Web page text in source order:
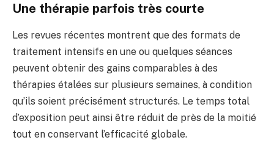
Une thérapie parfois très courte
Les revues récentes montrent que des formats de
traitement intensifs en une ou quelques séances
peuvent obtenir des gains comparables à des
thérapies étalées sur plusieurs semaines, à condition
qu’ils soient précisément structurés. Le temps total
d’exposition peut ainsi être réduit de près de la moitié
tout en conservant l’efficacité globale.